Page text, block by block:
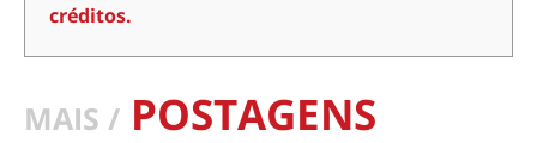
créditos.
MAIS / POSTAGENS